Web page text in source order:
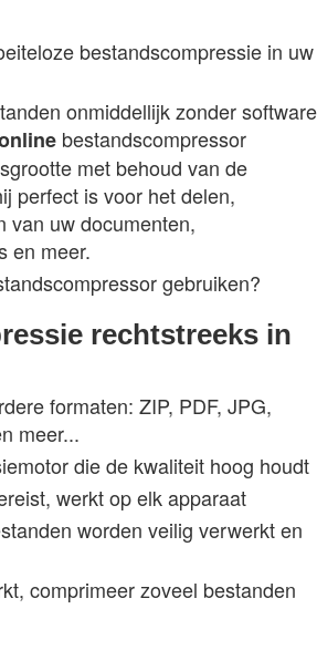
bestandscompressie in uw
onmiddellijk zonder software
bestandscompressor
met behoud van de
perfect is voor het delen,
van uw documenten,
en meer.
gebruiken?
rechtstreeks in
formaten: ZIP, PDF, JPG,
meer...
die de kwaliteit hoog houdt
werkt op elk apparaat
worden veilig verwerkt en
comprimeer zoveel bestanden